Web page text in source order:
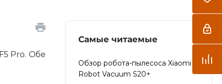
Самые читаемые
Обзор робота-пылесоса Xiaomi
Robot Vacuum S20+
Pro. Обе